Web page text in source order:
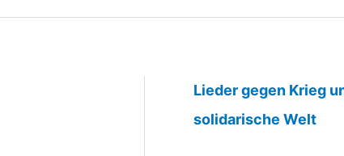
Lieder gegen Krieg
solidarische Welt: